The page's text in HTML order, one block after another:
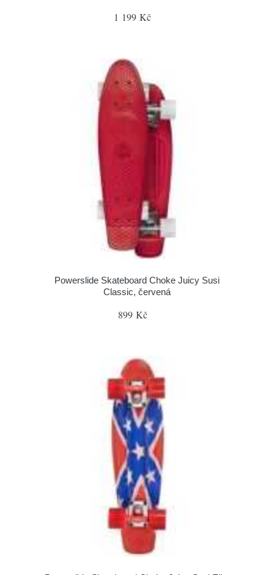
1 199 Kč
Powerslide Skateboard Choke Juicy Susi
Classic, červená
899 Kč